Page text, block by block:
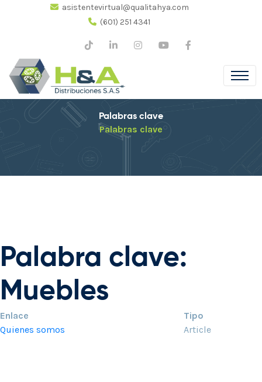
asistentevirtual@qualitahya.com
(601) 251 4341
Palabras clave
Palabras clave
Palabra clave:
Muebles
Enlace
Tipo
Quienes somos
Article